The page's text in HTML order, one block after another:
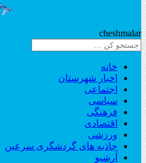
cheshmalar
خانه
اخبار شهرستان
اجتماعی
سیاسی
فرهنگی
اقتصادی
ورزشی
جاذبه های گردشگری سرعین
آرشیو